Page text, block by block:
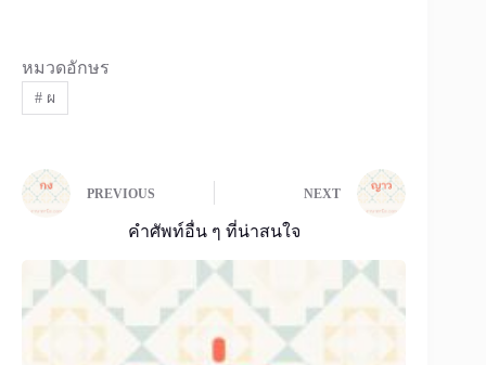
หมวดอักษร
#ผ
PREVIOUS NEXT
คำศัพท์อื่น ๆ ที่น่าสนใจ